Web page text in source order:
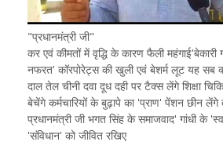
"प्रधानमंत्री जी"
कर एवं कीमतों में वृद्धि के कारण फैली महंगाई'बेकारी
नफरत' कॉरपोरेट्स की खुली एवं बेशर्म लूट यह सब
दाल तेल चीनी दवा दूध दही पर टैक्स लेंगे शिक्षा
बेचेंगे कर्मचारियों के बुढ़ापे का 'प्राण' पेंशन छीन
प्रधानमंत्री जी भगत सिंह के समाजवाद' गांधी के
'संविधान' को जीवित रखिए